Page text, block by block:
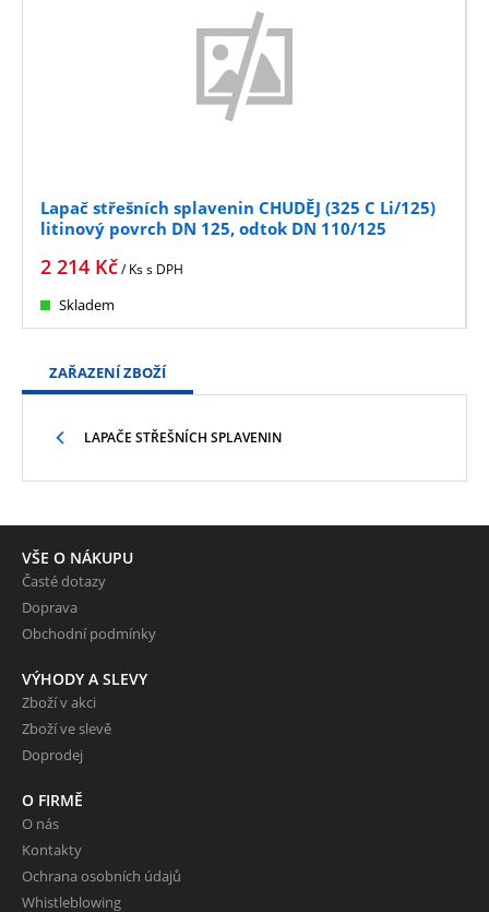
Lapač střešních splavenin CHUDĚJ (325 C Li/125)
litinový povrch DN 125, odtok DN 110/125
2 214 Kč/ Kss DPH
Skladem
ZAŘAZENÍ ZBOŽÍ
LAPAČE STŘEŠNÍCH SPLAVENIN
VŠE O NÁKUPU
Časté dotazy
Doprava
Obchodní podmínky
VÝHODY A SLEVY
Zboží v akci
Zboží ve slevě
Doprodej
O FIRMĚ
O nás
Kontakty
Ochrana osobních údajů
Whistleblowing